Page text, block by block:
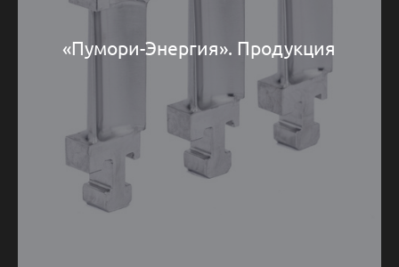
«Пумори-Энергия». Продукция